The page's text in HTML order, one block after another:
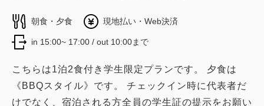
合計 40,400円~
朝食・夕食 現地払い・Web決済
in 15:00~ 17:00 / out 10:00まで
こちらは1泊2食付き学生限定プランです。 夕食は
《BBQスタイル》です。 チェックイン時に代表者だ
けでなく、宿泊される方全員の学生証の提示をお願い